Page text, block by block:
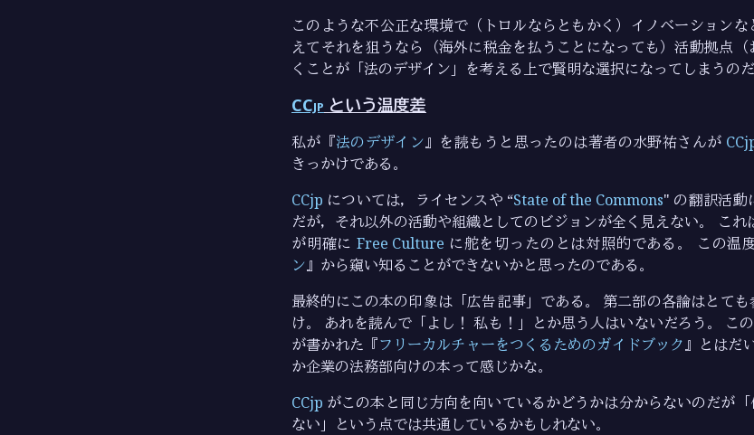
このような不公正な環境で（トロルならともかく）イノベーション
えてそれを狙うなら（海外に税金を払うことになっても）活動拠点
くことが「法のデザイン」を考える上で賢明な選択になってしまうのだ
CCjp という温度差
私が『法のデザイン』を読もうと思ったのは著者の水野祐さんが
きっかけである。
CCjp については，ライセンスや “State of the Commons" の翻訳活動
だが，それ以外の活動や組織としてのビジョンが全く見えない。 これ
が明確に Free Culture に舵を切ったのとは対照的である。 この温
ン』から窺い知ることができないかと思ったのである。
最終的にこの本の印象は「広告記事」である。 第二部の各論はとて
け。 あれを読んで「よし！ 私も！」とか思う人はいないだろう。 こ
が書かれた『フリーカルチャーをつくるためのガイドブック』とはだ
か企業の法務部向けの本って感じかな。
CCjp がこの本と同じ方向を向いているかどうかは分からないのだが
ない」という点では共通しているかもしれない。